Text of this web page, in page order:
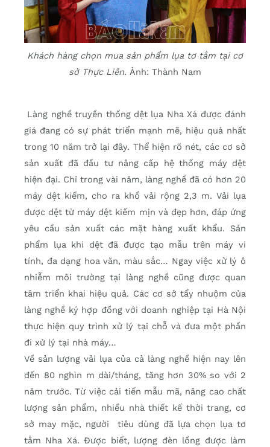
Khách hàng chọn mua sản phẩm lụa tơ tằm tại cơ
sở Thực Liên. Ảnh: Thành Nam
Làng nghề truyền thống dệt lụa Nha Xá được đánh
giá đang có sự phát triển mạnh mẽ, hiệu quả nhất
trong 10 năm trở lại đây. Thể hiện rõ nét, các cơ sở
sản xuất đã đầu tư nâng cấp hệ thống máy dệt
hiện đại. Chỉ trong vài năm, làng nghề đã có hơn 20
máy dệt kiếm, cho ra khổ vải rộng 2,3 m. Vải lụa
được dệt từ máy dệt kiếm mịn và đẹp hơn, đáp ứng
yêu cầu sản xuất các mặt hàng xuất khẩu. Sản
phẩm lụa khi dệt đã được tạo mẫu trên máy vi
tính, đa dạng hoa văn, màu sắc… Ngay việc xử lý ô
nhiễm môi trường tại làng nghề cũng được quan
tâm triển khai hiệu quả. Các cơ sở tẩy nhuộm của
làng nghề ký hợp đồng với doanh nghiệp tại Hà Nội
thực hiện quy trình xử lý tại chỗ và đưa một phần
đi xử lý tại nhà máy…
Về sản lượng vải lụa của cả làng nghề hiện nay lên
đến 80 nghìn m dài/tháng, tăng hơn 30% so với 2
năm trước. Từ việc cải tiến mẫu mã, nâng cao chất
lượng sản phẩm, nhiều nhà thiết kế thời trang, cơ
sở may mặc, người tiêu dùng đã lựa chọn lụa tơ
tằm Nha Xá. Được biết, lượng đèn lồng được làm